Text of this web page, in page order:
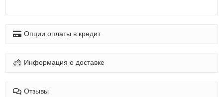
Опции оплаты в кредит
Информация о доставке
Отзывы